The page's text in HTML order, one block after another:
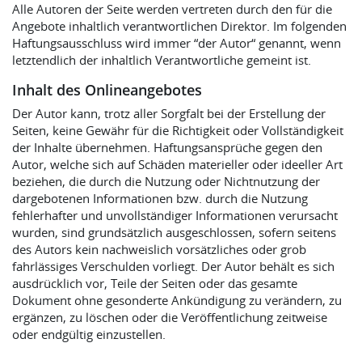
Alle Autoren der Seite werden vertreten durch den für die
Angebote inhaltlich verantwortlichen Direktor. Im folgenden
Haftungsausschluss wird immer “der Autor“ genannt, wenn
letztendlich der inhaltlich Verantwortliche gemeint ist.
Inhalt des Onlineangebotes
Der Autor kann, trotz aller Sorgfalt bei der Erstellung der
Seiten, keine Gewähr für die Richtigkeit oder Vollständigkeit
der Inhalte übernehmen. Haftungsansprüche gegen den
Autor, welche sich auf Schäden materieller oder ideeller Art
beziehen, die durch die Nutzung oder Nichtnutzung der
dargebotenen Informationen bzw. durch die Nutzung
fehlerhafter und unvollständiger Informationen verursacht
wurden, sind grundsätzlich ausgeschlossen, sofern seitens
des Autors kein nachweislich vorsätzliches oder grob
fahrlässiges Verschulden vorliegt. Der Autor behält es sich
ausdrücklich vor, Teile der Seiten oder das gesamte
Dokument ohne gesonderte Ankündigung zu verändern, zu
ergänzen, zu löschen oder die Veröffentlichung zeitweise
oder endgültig einzustellen.